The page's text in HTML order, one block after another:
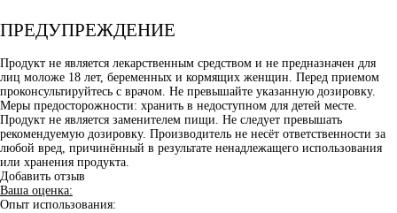
ПРЕДУПРЕЖДЕНИЕ
Продукт не является лекарственным средством и не предназначен для
лиц моложе 18 лет, беременных и кормящих женщин. Перед приемом
проконсультируйтесь с врачом. Не превышайте указанную дозировку.
Меры предосторожности: хранить в недоступном для детей месте.
Продукт не является заменителем пищи. Не следует превышать
рекомендуемую дозировку. Производитель не несёт ответственности за
любой вред, причинённый в результате ненадлежащего использования
или хранения продукта.
Добавить отзыв
Ваша оценка:
Опыт использования: